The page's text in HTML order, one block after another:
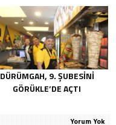
DÜRÜMGAH, 9. ŞUBESINI
GÖRÜKLE’DE AÇTI
Yorum Yok